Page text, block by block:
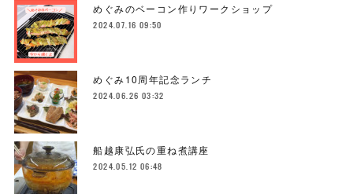
めぐみのベーコン作りワークショップ
2024.07.16 09:50
めぐみ10周年記念ランチ
2024.06.26 03:32
船越康弘氏の重ね煮講座
2024.05.12 06:48